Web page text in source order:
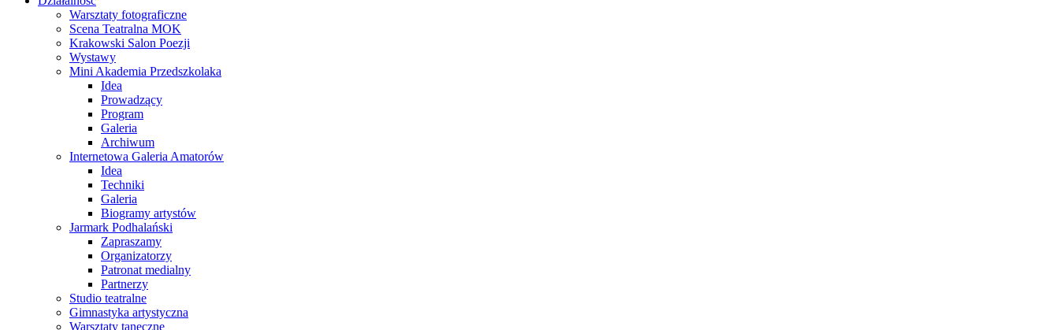
Warsztaty fotograficzne
Scena Teatralna MOK
Krakowski Salon Poezji
Wystawy
Mini Akademia Przedszkolaka
Idea
Prowadzący
Program
Galeria
Archiwum
Internetowa Galeria Amatorów
Idea
Techniki
Galeria
Biogramy artystów
Jarmark Podhalański
Zapraszamy
Organizatorzy
Patronat medialny
Partnerzy
Studio teatralne
Gimnastyka artystyczna
Warsztaty taneczne